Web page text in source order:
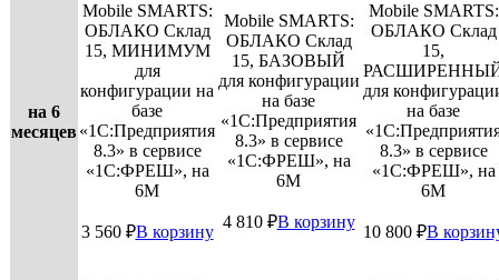
на 6
месяцев
Mobile SMARTS:
ОБЛАКО Склад
15, МИНИМУМ
для
конфигурации на
базе
«1С:Предприятия
8.3» в сервисе
«1С:ФРЕШ», на
6M
3 560 ₽В корзину
Mobile SMARTS:
ОБЛАКО Склад
15, БАЗОВЫЙ
для конфигурации
на базе
«1С:Предприятия
8.3» в сервисе
«1С:ФРЕШ», на
6M
4 810 ₽В корзину
Mobile SMARTS:
ОБЛАКО Склад
15,
для
на базе
8.3» в сервисе
«1С:ФРЕШ», на
6M
10 800 ₽В